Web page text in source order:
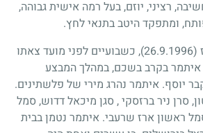
רציני, יוזם, בעל רמה אישית גבוהה,
ומתפקד היטב בתנאי לחץ.
(26.9.1996)
, כשבועיים לפני מועד צאתו
בקרב בשכם, במהלך המבצע
יוסף. איתמר נהרג מירי של פלשתינים.
סרן ניר ברזסקי , סגן מיכאל דדוש, סמל
ראשון ארז שרעבי. איתמר נטמן בבית